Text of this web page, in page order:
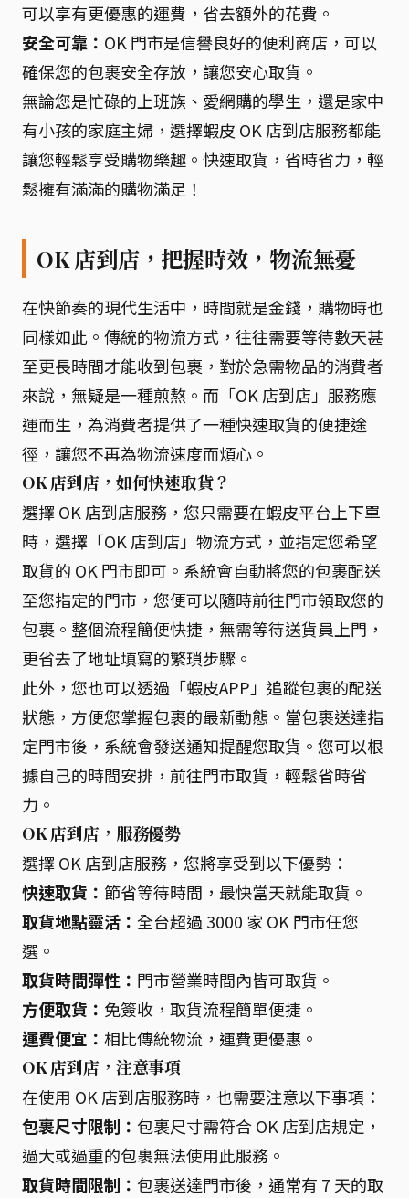
可以享有更優惠的運費，省去額外的花費。
安全可靠： OK 門市是信譽良好的便利商店，可以
確保您的包裹安全存放，讓您安心取貨。
無論您是忙碌的上班族、愛網購的學生，還是家中
有小孩的家庭主婦，選擇蝦皮 OK 店到店服務都能
讓您輕鬆享受購物樂趣。快速取貨，省時省力，輕
鬆擁有滿滿的購物滿足！
OK 店到店，把握時效，物流無憂
在快節奏的現代生活中，時間就是金錢，購物時也
同樣如此。傳統的物流方式，往往需要等待數天甚
至更長時間才能收到包裹，對於急需物品的消費者
來說，無疑是一種煎熬。而「OK 店到店」服務應
運而生，為消費者提供了一種快速取貨的便捷途
徑，讓您不再為物流速度而煩心。
OK 店到店，如何快速取貨？
選擇 OK 店到店服務，您只需要在蝦皮平台上下單
時，選擇「OK 店到店」物流方式，並指定您希望
取貨的 OK 門市即可。系統會自動將您的包裹配送
至您指定的門市，您便可以隨時前往門市領取您的
包裹。整個流程簡便快捷，無需等待送貨員上門，
更省去了地址填寫的繁瑣步驟。
此外，您也可以透過「蝦皮APP」追蹤包裹的配送
狀態，方便您掌握包裹的最新動態。當包裹送達指
定門市後，系統會發送通知提醒您取貨。您可以根
據自己的時間安排，前往門市取貨，輕鬆省時省
力。
OK 店到店，服務優勢
選擇 OK 店到店服務，您將享受到以下優勢：
快速取貨： 節省等待時間，最快當天就能取貨。
取貨地點靈活： 全台超過 3000 家 OK 門市任您
選。
取貨時間彈性： 門市營業時間內皆可取貨。
方便取貨： 免簽收，取貨流程簡單便捷。
運費便宜： 相比傳統物流，運費更優惠。
OK 店到店，注意事項
在使用 OK 店到店服務時，也需要注意以下事項：
包裹尺寸限制： 包裹尺寸需符合 OK 店到店規定，
過大或過重的包裹無法使用此服務。
取貨時間限制： 包裹送達門市後，通常有 7 天的取